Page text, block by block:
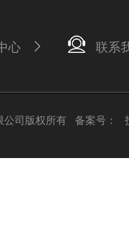
心 联系
公司版权所有 备案号：